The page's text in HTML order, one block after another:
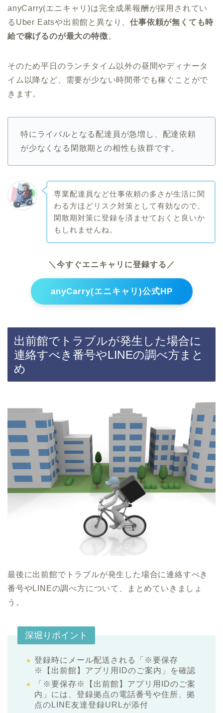
anyCarry(エニキャリ)は完全成果報酬が採用されてい
るUber Eatsや出前館と異なり、仕事依頼が無くても時
給で稼げるのが最大の特徴。
そのため平日のランチタイム以外の昼間やディナータ
イム以降など、需要が少ない時間帯でも稼ぐことがで
きます。
特にライバルとなる配達員が急増し、配達依頼
が少なくなる閑散期との相性も抜群です。
専業配達員など仕事依頼の多さが生活に関
わる方ほどリスク対策として有効なので、
閑散期対策に登録を済ませておくと良いか
もしれませんね。
＼今すぐエニキャリに登録する／
anyCarry(エニキャリ)公式HP
出前館でトラブルが発生した場合に
連絡すべき番号やLINEの調べ方まと
め
最後に出前館でトラブルが発生した場合に連絡すべき
番号やLINEの調べ方について、まとめていきましょ
う。
深堀りポイント
登録時にメール配送される「※要保存
※【出前館】アプリ用IDのご案内」を確認
「※要保存※【出前館】アプリ用IDのご案
内」には、登録拠点の電話番号や住所、拠
点のLINE友達登録URLが添付